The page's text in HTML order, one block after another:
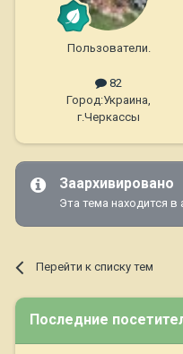
Пользователи.
82
Город:Украина,
г.Черкассы
Заархивировано
Эта тема находится
Перейти к списку тем
Последние